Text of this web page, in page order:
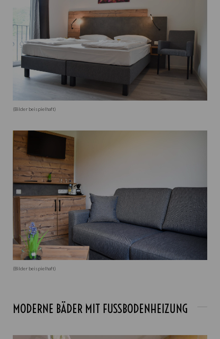
(Bilder beispielhaft)
(Bilder beispielhaft)
MODERNE BÄDER MIT FUSSBODENHEIZUNG